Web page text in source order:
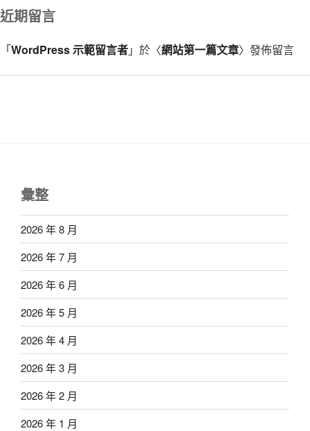
近期留言
「WordPress 示範留言者」於〈網站第一篇文章〉發佈留言
彙整
2026 年 8 月
2026 年 7 月
2026 年 6 月
2026 年 5 月
2026 年 4 月
2026 年 3 月
2026 年 2 月
2026 年 1 月